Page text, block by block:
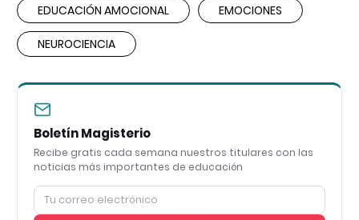
EDUCACIÓN AMOCIONAL EMOCIONES
NEUROCIENCIA
Boletín Magisterio
Recibe gratis cada semana nuestros titulares con las
noticias más importantes de educación